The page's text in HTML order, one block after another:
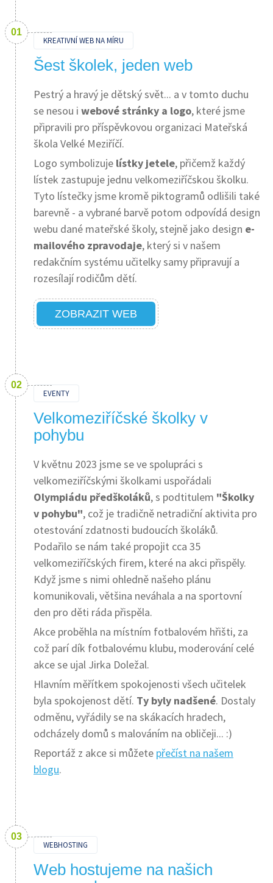
KREATIVNÍ WEB NA MÍRU
Šest školek, jeden web
Pestrý a hravý je dětský svět... a v tomto duchu
se nesou i webové stránky a logo, které jsme
připravili pro příspěvkovou organizaci Mateřská
škola Velké Meziříčí.
Logo symbolizuje lístky jetele, přičemž každý
lístek zastupuje jednu velkomeziříčskou školku.
Tyto lístečky jsme kromě piktogramů odlišili také
barevně - a vybrané barvě potom odpovídá design
webu dané mateřské školy, stejně jako design e-
mailového zpravodaje, který si v našem
redakčním systému učitelky samy připravují a
rozesílají rodičům dětí.
ZOBRAZIT WEB
EVENTY
Velkomeziříčské školky v
pohybu
V květnu 2023 jsme se ve spolupráci s
velkomeziříčskými školkami uspořádali
Olympiádu předškoláků, s podtitulem "Školky
v pohybu", což je tradičně netradiční aktivita pro
otestování zdatnosti budoucích školáků.
Podařilo se nám také propojit cca 35
velkomeziříčských firem, které na akci přispěly.
Když jsme s nimi ohledně našeho plánu
komunikovali, většina neváhala a na sportovní
den pro děti ráda přispěla.
Akce proběhla na místním fotbalovém hřišti, za
což parí dík fotbalovému klubu, moderování celé
akce se ujal Jirka Doležal.
Hlavním měřítkem spokojenosti všech učitelek
byla spokojenost dětí. Ty byly nadšené. Dostaly
odměnu, vyřádily se na skákacích hradech,
odcházely domů s malováním na obličeji... :)
Reportáž z akce si můžete přečíst na našem
blogu.
WEBHOSTING
Web hostujeme na našich